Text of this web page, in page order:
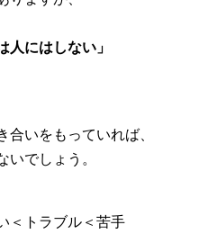
人にはしない」
いをもっていれば、
いでしょう。
＜トラブル＜苦手